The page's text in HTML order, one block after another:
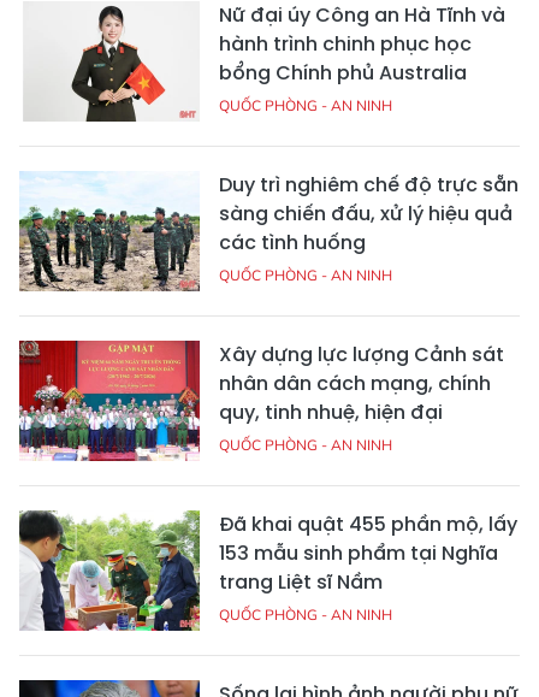
Nữ đại úy Công an Hà Tĩnh và
hành trình chinh phục học
bổng Chính phủ Australia
QUỐC PHÒNG - AN NINH
Duy trì nghiêm chế độ trực sẵn
sàng chiến đấu, xử lý hiệu quả
các tình huống
QUỐC PHÒNG - AN NINH
Xây dựng lực lượng Cảnh sát
nhân dân cách mạng, chính
quy, tinh nhuệ, hiện đại
QUỐC PHÒNG - AN NINH
Đã khai quật 455 phần mộ, lấy
153 mẫu sinh phẩm tại Nghĩa
trang Liệt sĩ Nầm
QUỐC PHÒNG - AN NINH